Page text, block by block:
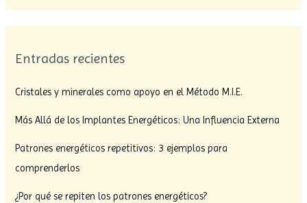
Entradas recientes
Cristales y minerales como apoyo en el Método M.I.E.
Más Allá de los Implantes Energéticos: Una Influencia Externa
Patrones energéticos repetitivos: 3 ejemplos para
comprenderlos
¿Por qué se repiten los patrones energéticos?